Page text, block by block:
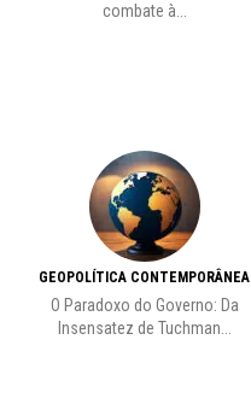
combate à...
GEOPOLÍTICA CONTEMPORÂNEA
O Paradoxo do Governo: Da
Insensatez de Tuchman...